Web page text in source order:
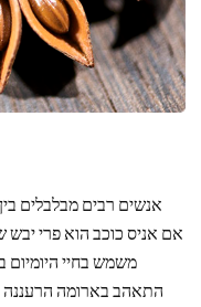
אנשים רבים מבלבלים
אם אניס כוכב הוא פרי
משמש בחיי
התאהב בארומה הרעננה